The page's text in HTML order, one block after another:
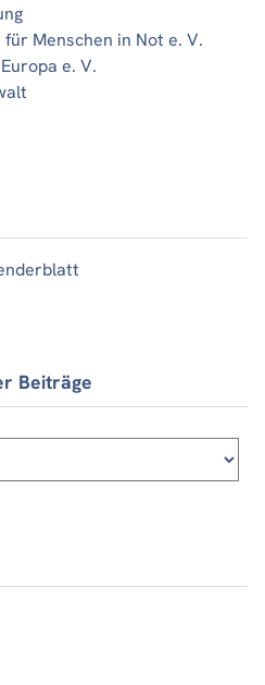
Menschen in Not e. V.
e. V.
Beiträge